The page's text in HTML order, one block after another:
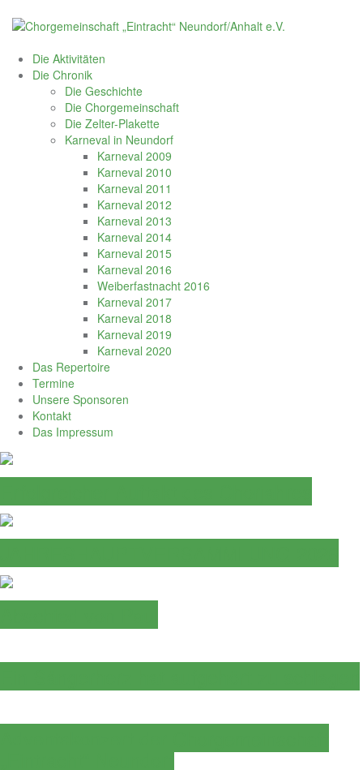
Die Aktivitäten
Die Chronik
Die Geschichte
Die Chorgemeinschaft
Die Zelter-Plakette
Karneval in Neundorf
Karneval 2009
Karneval 2010
Karneval 2011
Karneval 2012
Karneval 2013
Karneval 2014
Karneval 2015
Karneval 2016
Weiberfastnacht 2016
Karneval 2017
Karneval 2018
Karneval 2019
Karneval 2020
Das Repertoire
Termine
Unsere Sponsoren
Kontakt
Das Impressum